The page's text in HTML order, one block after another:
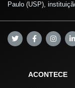
Paulo (USP),
ACONTECE